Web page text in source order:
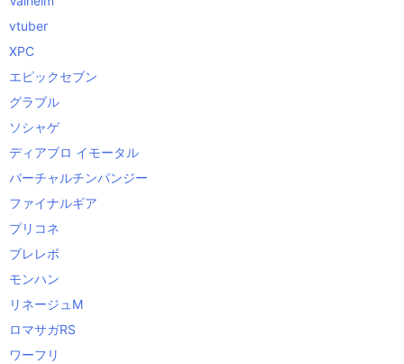
vtuber
XPC
エピックセブン
グラブル
ソシャゲ
ディアブロ イモータル
バーチャルチンパンジー
ファイナルギア
プリコネ
ブレレボ
モンハン
リネージュM
ロマサガRS
ワーフリ